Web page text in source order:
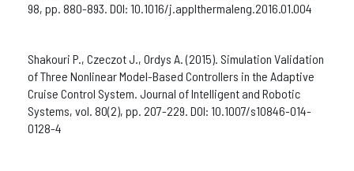
98, pp. 880-893. DOI: 10.1016/j.applthermaleng.2016.01.004
Shakouri P., Czeczot J., Ordys A. (2015). Simulation Validation
of Three Nonlinear Model-Based Controllers in the Adaptive
Cruise Control System. Journal of Intelligent and Robotic
Systems, vol. 80(2), pp. 207-229. DOI: 10.1007/s10846-014-
0128-4